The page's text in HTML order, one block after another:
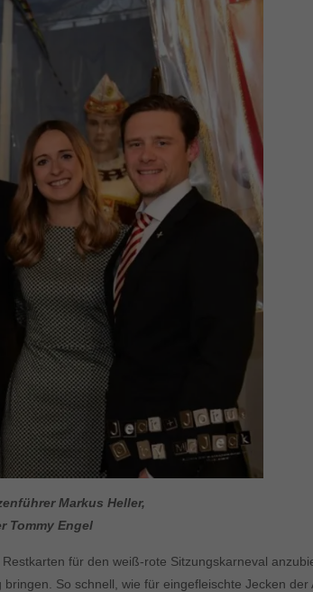
Markus Heller,
Tommy Engel
für den weiß-rote Sitzungskarneval
So schnell, wie für eingefleischte Jecken